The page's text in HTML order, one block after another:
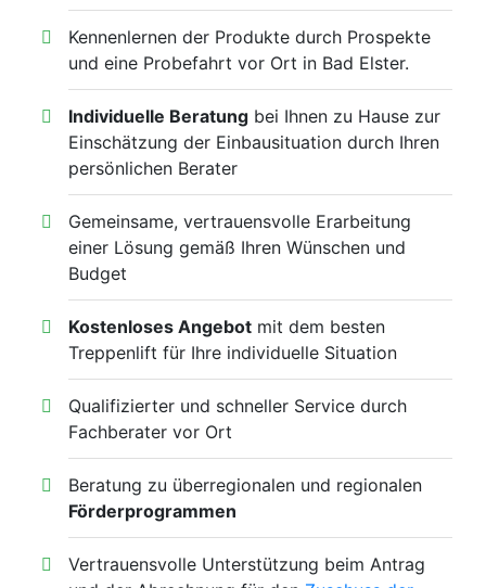
Kennenlernen der Produkte durch Prospekte
und eine Probefahrt vor Ort in Bad Elster.
Individuelle Beratung bei Ihnen zu Hause zur
Einschätzung der Einbausituation durch Ihren
persönlichen Berater
Gemeinsame, vertrauensvolle Erarbeitung
einer Lösung gemäß Ihren Wünschen und
Budget
Kostenloses Angebot mit dem besten
Treppenlift für Ihre individuelle Situation
Qualifizierter und schneller Service durch
Fachberater vor Ort
Beratung zu überregionalen und regionalen
Förderprogrammen
Vertrauensvolle Unterstützung beim Antrag